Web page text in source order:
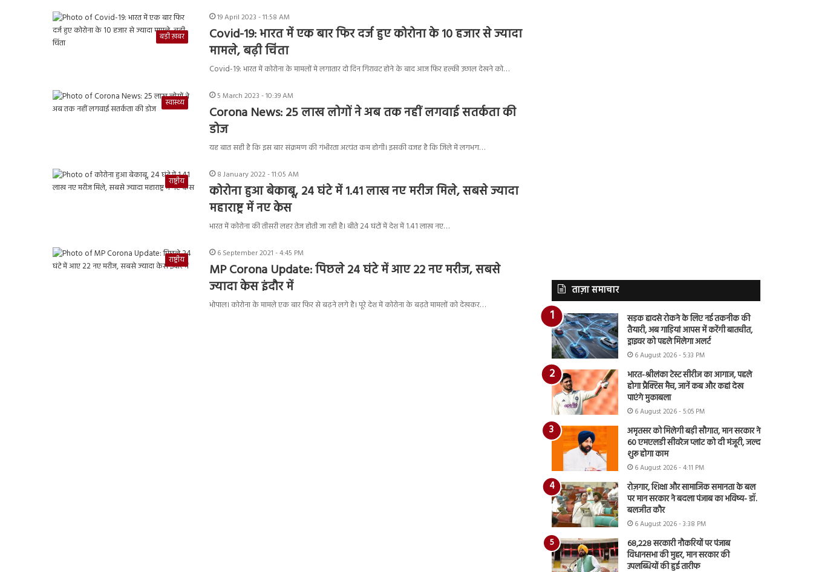
बड़ी ख़बर
19 April 2023 - 11:58 AM
Covid-19: भारत में एक बार फिर दर्ज हुए कोरोना के 10 हजार से ज्यादा
मामले, बढ़ी चिंता
Covid-19: भारत में कोरोना के मामलों मे लगातार दो दिन गिरावट होने के बाद आज फिर हल्की उछाल देखने को…
स्वास्थ्य
5 March 2023 - 10:39 AM
Corona News: 25 लाख लोगों ने अब तक नहीं लगवाई सतर्कता की
डोज
यह बात सही है कि इस बार संक्रमण की गंभीरता अत्यंत कम होगी। इसकी वजह है कि जिले में लगभग…
राष्ट्रीय
8 January 2022 - 11:05 AM
कोरोना हुआ बेकाबू, 24 घंटे में 1.41 लाख नए मरीज मिले, सबसे ज्यादा
महाराष्ट्र में नए केस
भारत में कोरोना की तीसरी लहर तेज होती जा रही है। बीते 24 घंटों में देश में 1.41 लाख नए…
राष्ट्रीय
6 September 2021 - 4:45 PM
MP Corona Update: पिछले 24 घंटे में आए 22 नए मरीज, सबसे
ज्यादा केस इंदौर में
भोपाल। कोरोना के मामले एक बार फिर से बढ़ने लगे है। पूरे देश में कोरोना के बढ़ते मामलों को देखकर…
ताज़ा समाचार
सड़क हादसे रोकने के लिए नई तकनीक की
तैयारी, अब गाड़ियां आपस में करेंगी बातचीत,
ड्राइवर को पहले मिलेगा अलर्ट
6 August 2026 - 5:33 PM
भारत-श्रीलंका टेस्ट सीरीज का आगाज, पहले
होगा प्रैक्टिस मैच, जानें कब और कहां देख
पाएंगे मुकाबला
6 August 2026 - 5:05 PM
अमृतसर को मिलेगी बड़ी सौगात, मान सरकार ने
60 एमएलडी सीवरेज प्लांट को दी मंजूरी, जल्द
शुरू होगा काम
6 August 2026 - 4:11 PM
रोज़गार, शिक्षा और सामाजिक समानता के बल
पर मान सरकार ने बदला पंजाब का भविष्य- डॉ.
बलजीत कौर
6 August 2026 - 3:38 PM
68,228 सरकारी नौकरियों पर पंजाब
विधानसभा की मुहर, मान सरकार की
उपलब्धियों की हुई तारीफ